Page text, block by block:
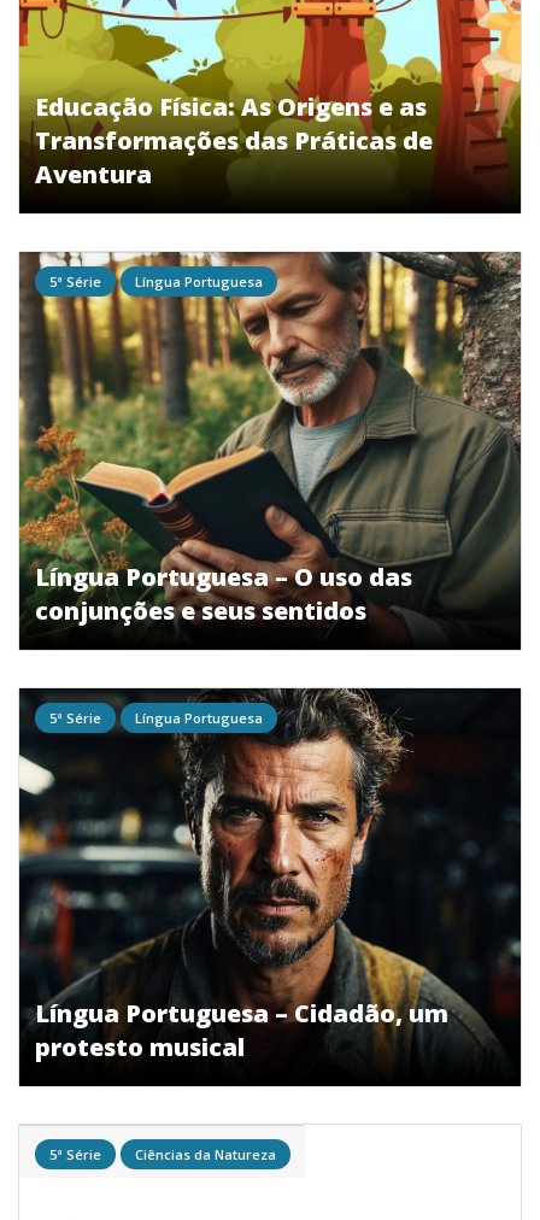
Educação Física: As Origens e as
Transformações das Práticas de
Aventura
Língua Portuguesa – O uso das
conjunções e seus sentidos
5ª Série Língua Portuguesa
Língua Portuguesa – Cidadão, um
protesto musical
5ª Série Língua Portuguesa
5ª Série Ciências da Natureza